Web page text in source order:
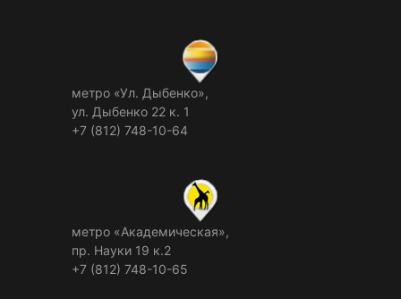
метро «Ул. Дыбенко»,
ул. Дыбенко 22 к. 1
+7 (812) 748-10-64
метро «Академическая»,
пр. Науки 19 к.2
+7 (812) 748-10-65